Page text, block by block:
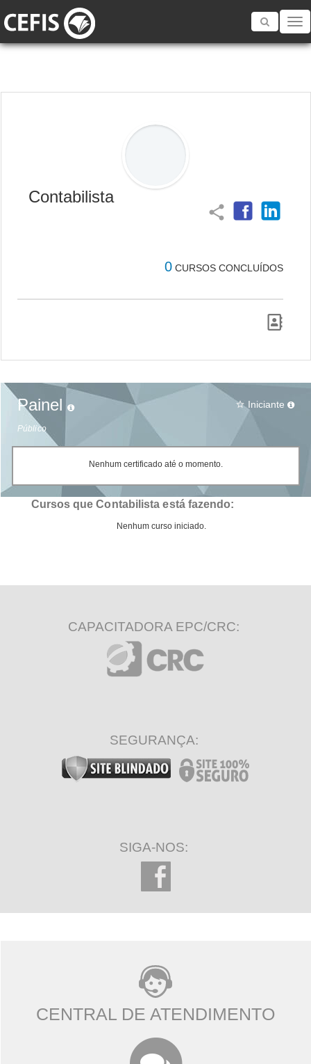
Toggle
Contabilista
share
0 CURSOS CONCLUÍDOS
Painel
Público
star_border Iniciante
Nenhum certificado até o momento.
Cursos que Contabilista está fazendo:
Nenhum curso iniciado.
CAPACITADORA EPC/CRC:
SEGURANÇA:
SIGA-NOS:
CENTRAL DE ATENDIMENTO